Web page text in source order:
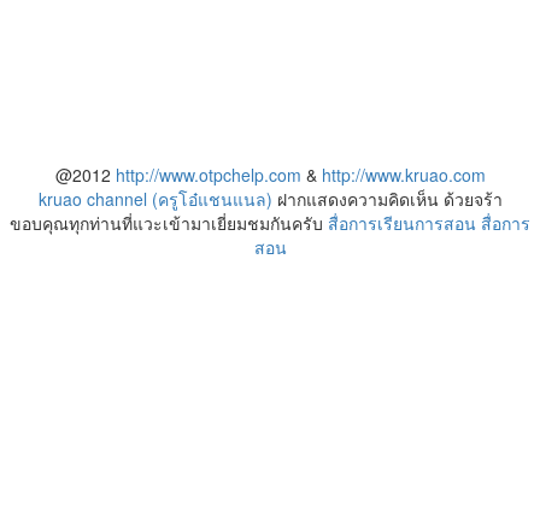
@2012 http://www.otpchelp.com & http://www.kruao.com
kruao channel (ครูโอ๋แชนแนล) ฝากแสดงความคิดเห็น ด้วยจร้า
ขอบคุณทุกท่านที่แวะเข้ามาเยี่ยมชมกันครับ สื่อการเรียนการสอน สื่อการ
สอน